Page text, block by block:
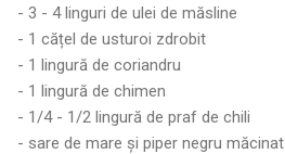
- 3 - 4 linguri de ulei de măsline
- 1 cățel de usturoi zdrobit
- 1 lingură de coriandru
- 1 lingură de chimen
- 1/4 - 1/2 lingură de praf de chili
- sare de mare și piper negru măcinat